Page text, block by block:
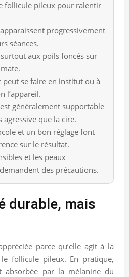
follicule pileux pour ralentir
progressivement
séances.
aux poils foncés sur
peut se faire en institut ou à
l’appareil.
généralement supportable
agressive que la cire.
et un bon réglage font
sur le résultat.
et les peaux
des précautions.
durable, mais
parce qu’elle agit à la
follicule pileux. En pratique,
absorbée par la mélanine du